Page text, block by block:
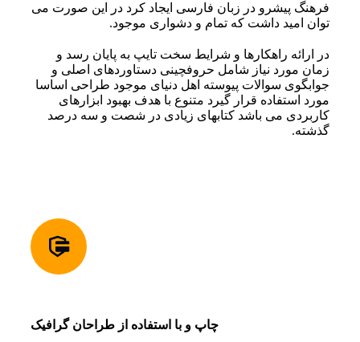
فرهنگ پیشرو در زبان فارسی ایجاد کرد در این صورت می
توان امید داشت که تمام و دشواری موجود.
در ارائه راهکارها و شرایط سخت تایپ به پایان رسد و
زمان مورد نیاز شامل حروفچینی دستاوردهای اصلی و
جوابگوی سوالات پیوسته اهل دنیای موجود طراحی اساسا
مورد استفاده قرار گیرد متنوع با هدف بهبود ابزارهای
کاربردی می باشد کتابهای زیادی در شصت و سه درصد
گذشته.
چاپ و با استفاده از طراحان گرافیک